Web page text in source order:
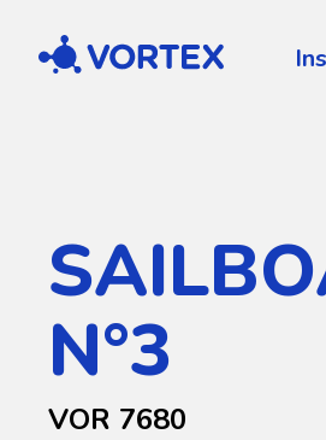
Vortex
N°3
VOR 7680